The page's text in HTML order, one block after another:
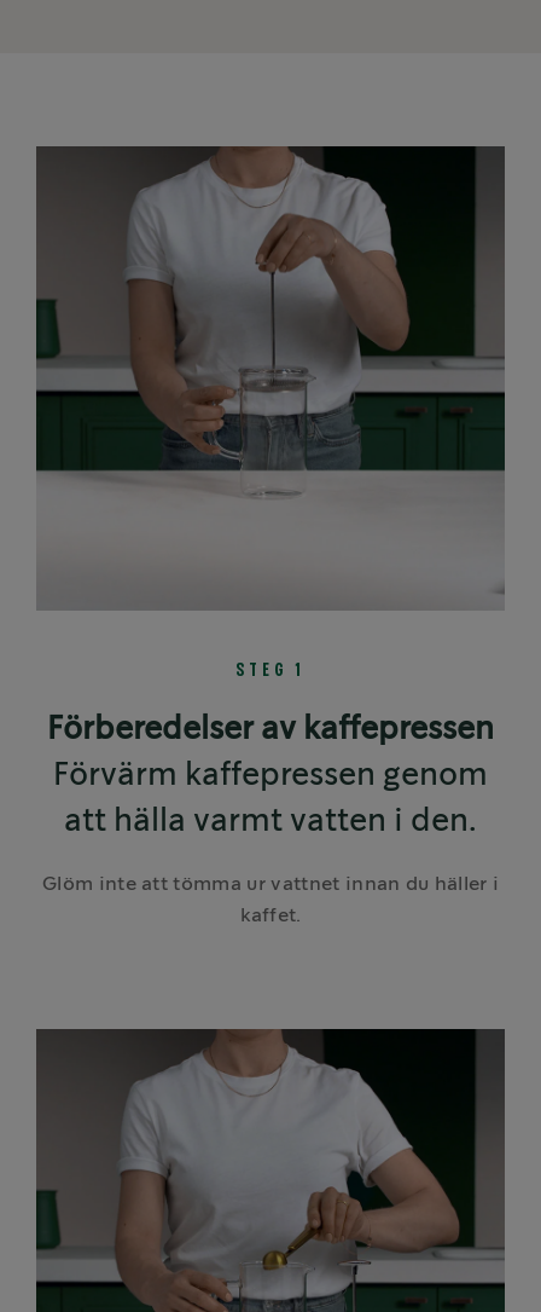
STEG 1
Förberedelser av kaffepressen
Förvärm kaffepressen genom
att hälla varmt vatten i den.
Glöm inte att tömma ur vattnet innan du häller i
kaffet.